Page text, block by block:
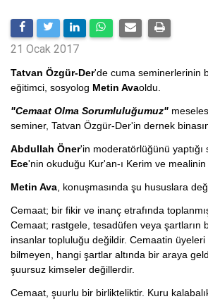
21 Ocak 2017
Tatvan Özgür-Der'de cuma seminerlerinin
eğitimci, sosyolog Metin Avaoldu.
"Cemaat Olma Sorumluluğumuz"
seminer, Tatvan Özgür-Der'in dernek
Abdullah Öner'in moderatörlüğünü yaptığı
Ece'nin okuduğu Kur'an-ı Kerim ve mealinin
Metin Ava , konuşmasında şu hususlara
Cemaat; bir fikir ve inanç etrafında
Cemaat; rastgele, tesadüfen veya şartların
insanlar topluluğu değildir. Cemaatin üyeleri
bilmeyen, hangi şartlar altında bir araya
şuursuz kimseler değillerdir.
Cemaat, şuurlu bir birlikteliktir. Kuru